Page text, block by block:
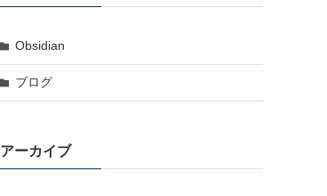
Obsidian
ブログ
アーカイブ